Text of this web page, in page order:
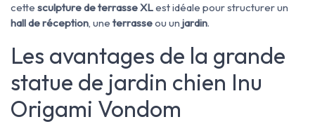
cette sculpture de terrasse XLest idéale pour structurer un
hall de réception, une terrasseou un jardin.
Les avantages de la grande
statue de jardin chien Inu
Origami Vondom